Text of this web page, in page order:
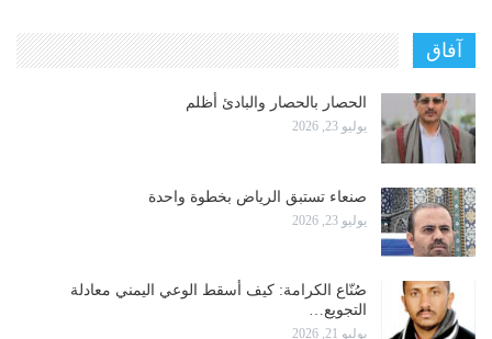
آفاق
الحصار بالحصار والبادئ أظلم
يوليو 23, 2026
صنعاء تستبق الرياض بخطوة واحدة
يوليو 23, 2026
صُنّاع الكرامة: كيف أسقط الوعي اليمني معادلة
التجويع…
يوليو 21, 2026